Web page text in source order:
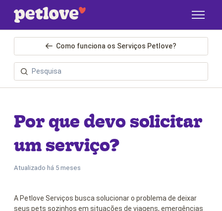
Como funciona os Serviços Petlove?
Por que devo solicitar
um serviço?
Atualizado há 5 meses
A Petlove Serviços busca solucionar o problema de deixar
seus pets sozinhos em situações de viagens, emergências